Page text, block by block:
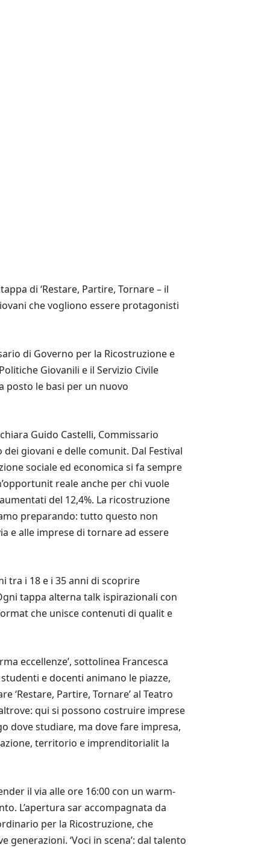
di ‘Restare, Partire, Tornare – il
che vogliono essere protagonisti
di Governo per la Ricostruzione e
Giovanili e il Servizio Civile
posto le basi per un nuovo
Guido Castelli, Commissario
giovani e delle comunit. Dal Festival
sociale ed economica si fa sempre
reale anche per chi vuole
del 12,4%. La ricostruzione
preparando: tutto questo non
e alle imprese di tornare ad essere
tra i 18 e i 35 anni di scoprire
tappa alterna talk ispirazionali con
che unisce contenuti di qualit e
eccellenze’, sottolinea Francesca
e docenti animano le piazze,
Partire, Tornare’ al Teatro
qui si possono costruire imprese
dove studiare, ma dove fare impresa,
territorio e imprenditorialit la
il via alle ore 16:00 con un warm-
L’apertura sar accompagnata da
per la Ricostruzione, che
‘Voci in scena’: dal talento